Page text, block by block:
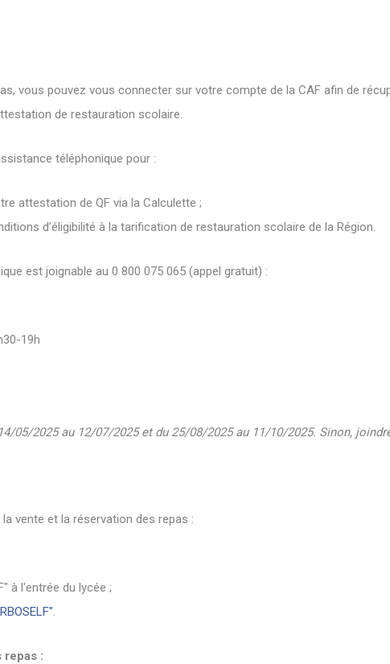
vous pouvez vous connecter sur votre compte de la CAF afin de
de restauration scolaire.
téléphonique pour :
attestation de QF via la Calculette ;
d’éligibilité à la tarification de restauration scolaire de la Région.
est joignable au 0 800 075 065 (appel gratuit) :
19h
05/2025 au 12/07/2025 et du 25/08/2025 au 11/10/2025. Sinon,
vente et la réservation des repas :
à l'entrée du lycée ;
.
repas :